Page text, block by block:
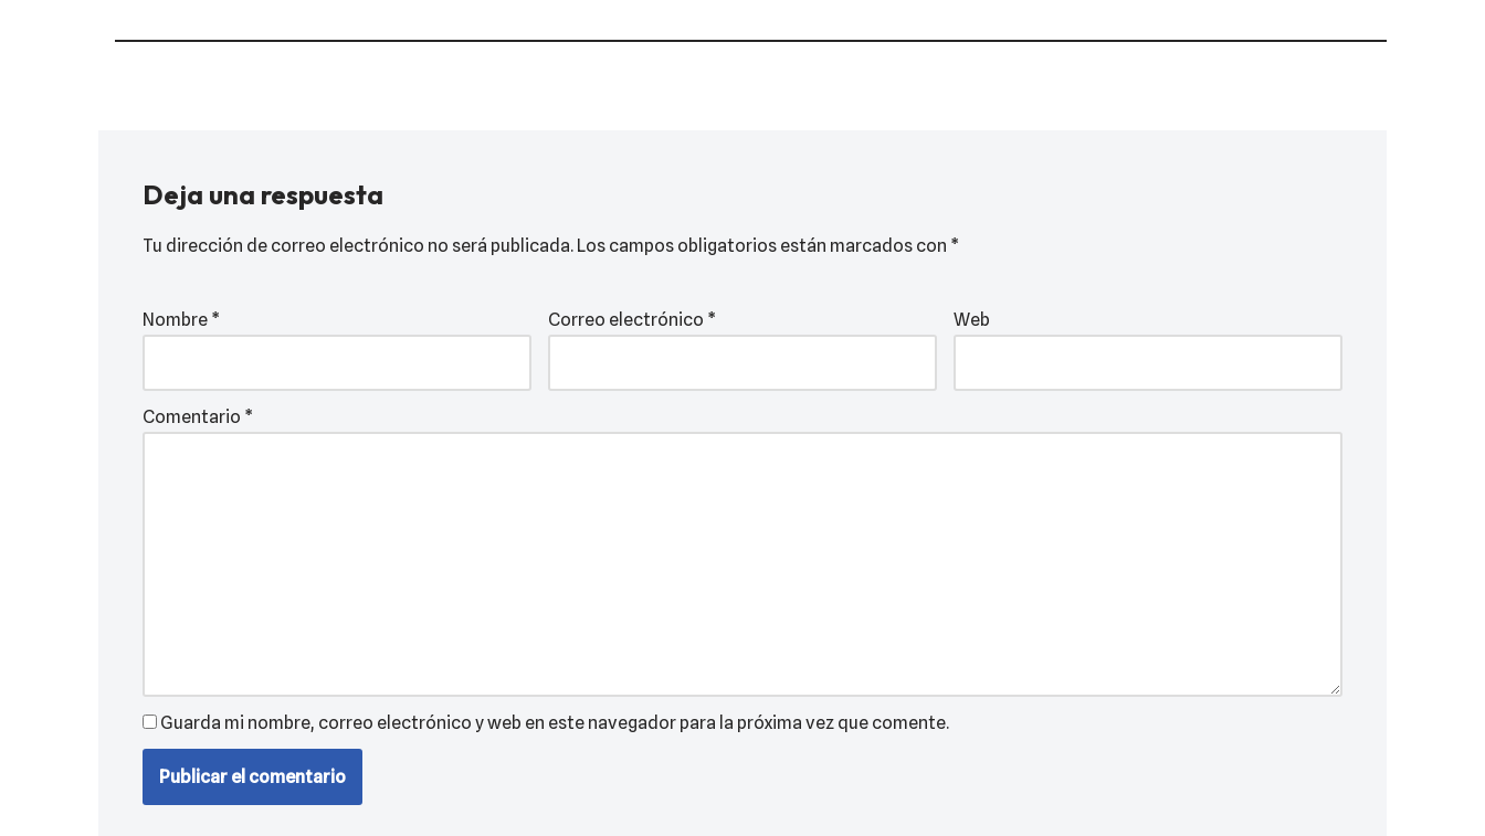
Deja una respuesta
Tu dirección de correo electrónico no será publicada. Los campos obligatorios están marcados con *
Nombre * Correo electrónico * Web
Comentario *
Guarda mi nombre, correo electrónico y web en este navegador para la próxima vez que comente.